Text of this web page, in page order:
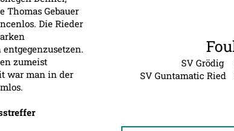
Thomas Gebauer
Die Rieder
zumeist
war man in der
SV Grödig
SV Guntamatic Ried